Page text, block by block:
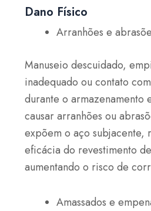
Dano Físico
Arranhões e
Manuseio descuidado,
inadequado ou contato
durante o armazenamento
causar arranhões ou
expõem o aço subjacente,
eficácia do revestimento
aumentando o risco de
Amassados e